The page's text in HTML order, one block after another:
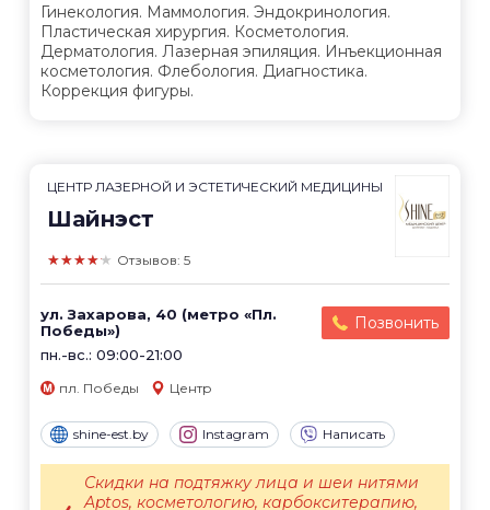
Гинекология. Маммология. Эндокринология.
Пластическая хирургия. Косметология.
Дерматология. Лазерная эпиляция. Инъекционная
косметология. Флебология. Диагностика.
Коррекция фигуры.
ЦЕНТР ЛАЗЕРНОЙ И ЭСТЕТИЧЕСКИЙ МЕДИЦИНЫ
Шайнэст
★★★★★ Отзывов: 5
ул. Захарова, 40 (метро «Пл.
Победы»)
пн.-вс.: 09:00-21:00
Позвонить
пл. Победы Центр
shine-est.by Instagram Написать
Скидки на подтяжку лица и шеи нитями
Aptos, косметологию, карбокситерапию,